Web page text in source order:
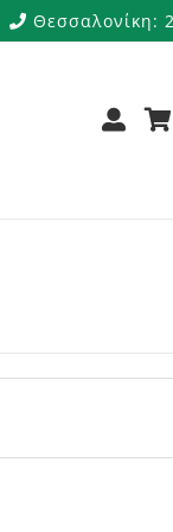
Θεσσαλονίκη: